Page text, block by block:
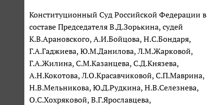
Конституционный Суд Российской Федерации в
составе Председателя В.Д.Зорькина, судей
К.В.Арановского, А.И.Бойцова, Н.С.Бондаря,
Г.А.Гаджиева, Ю.М.Данилова, Л.М.Жарковой,
Г.А.Жилина, С.М.Казанцева, С.Д.Князева,
А.Н.Кокотова, Л.О.Красавчиковой, С.П.Маврина,
Н.В.Мельникова, Ю.Д.Рудкина, Н.В.Селезнева,
О.С.Хохряковой, В.Г.Ярославцева,